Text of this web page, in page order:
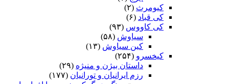
کیومرث (۲)
کی قباد (۶)
کی کاووس (۹۳)
سیاوش (۵۸)
کین سیاوش (۱۳)
کیخسرو (۲۵۴)
داستان بیژن و منیژه (۲۹)
رزم ایرانیان و تورانیان (۱۷۷)